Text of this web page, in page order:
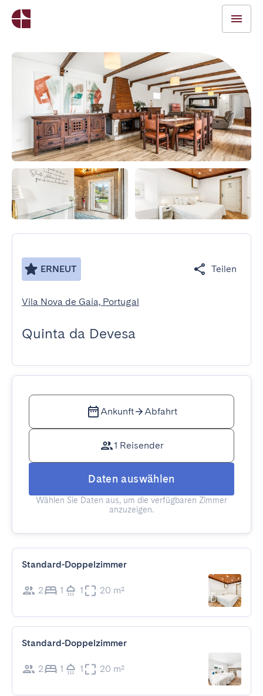
ERNEUT Teilen
Vila Nova de Gaia, Portugal
Quinta da Devesa
Ankunft Abfahrt
1 Reisender
Daten auswählen
Wählen Sie Daten aus, um die verfügbaren Zimmer
anzuzeigen.
Standard-Doppelzimmer
2 1 1 20 m²
Standard-Doppelzimmer
2 1 1 20 m²